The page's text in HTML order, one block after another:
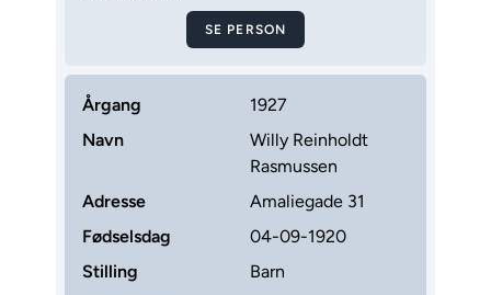
SE PERSON
Årgang
1927
Navn
Willy Reinholdt
Rasmussen
Adresse
Amaliegade 31
Fødselsdag
04-09-1920
Stilling
Barn